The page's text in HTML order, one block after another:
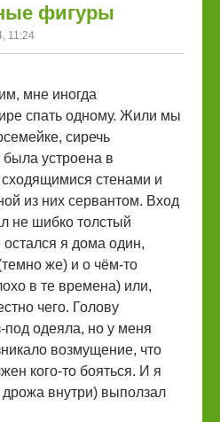
фигуры
11:24
мне иногда
спать одному. Жили мы
сиречь
была устроена в
стенами и
из них сервантом. Вход
не шибко толстый
остался я дома один,
же) и о чём-то
в те времена) или,
чего. Голову
под одеяла, но у меня
возмущение, что
кого-то бояться. И я
внутри) выползал